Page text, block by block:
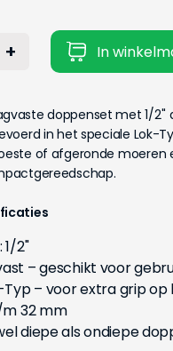
+ In
doppenset met 1/2''
in het speciale Lok-
of afgeronde moeren
1/2''
– geschikt voor
Typ – voor extra grip
m 32 mm
diepe als ondiepe